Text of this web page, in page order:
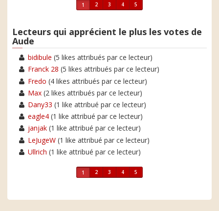
1 2 3 4 5
Lecteurs qui apprécient le plus les votes de
Aude
bidibule (5 likes attribués par ce lecteur)
Franck 28 (5 likes attribués par ce lecteur)
Fredo (4 likes attribués par ce lecteur)
Max (2 likes attribués par ce lecteur)
Dany33 (1 like attribué par ce lecteur)
eagle4 (1 like attribué par ce lecteur)
janjak (1 like attribué par ce lecteur)
LeJugeW (1 like attribué par ce lecteur)
Ullrich (1 like attribué par ce lecteur)
1 2 3 4 5